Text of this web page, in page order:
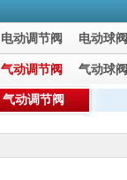
电动调节阀 电动球阀
电动截止阀
气动调节阀 气动球阀
气动截止阀
气动调节阀